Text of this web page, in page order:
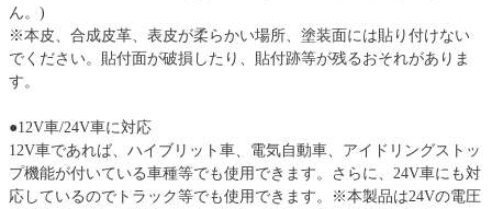
ん。)
※本皮、合成皮革、表皮が柔らかい場所、塗装面には貼り付けない
でください。貼付面が破損したり、貼付跡等が残るおそれがありま
す。
●12V車/24V車に対応
12V車であれば、ハイブリット車、電気自動車、アイドリングストッ
プ機能が付いている車種等でも使用できます。さらに、24V車にも対
応しているのでトラック等でも使用できます。※本製品は24Vの電圧